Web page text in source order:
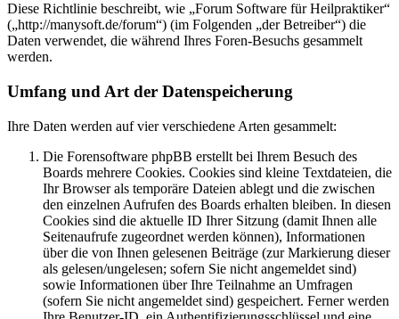
Diese Richtlinie beschreibt, wie „Forum Software für Heilpraktiker“
(„http://manysoft.de/forum“) (im Folgenden „der Betreiber“) die
Daten verwendet, die während Ihres Foren-Besuchs gesammelt
werden.
Umfang und Art der Datenspeicherung
Ihre Daten werden auf vier verschiedene Arten gesammelt:
Die Forensoftware phpBB erstellt bei Ihrem Besuch des
Boards mehrere Cookies. Cookies sind kleine Textdateien, die
Ihr Browser als temporäre Dateien ablegt und die zwischen
den einzelnen Aufrufen des Boards erhalten bleiben. In diesen
Cookies sind die aktuelle ID Ihrer Sitzung (damit Ihnen alle
Seitenaufrufe zugeordnet werden können), Informationen
über die von Ihnen gelesenen Beiträge (zur Markierung dieser
als gelesen/ungelesen; sofern Sie nicht angemeldet sind)
sowie Informationen über Ihre Teilnahme an Umfragen
(sofern Sie nicht angemeldet sind) gespeichert. Ferner werden